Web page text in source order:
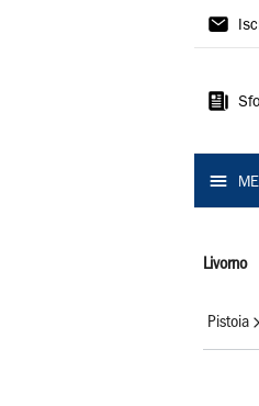
Il
Livorno
Pistoia